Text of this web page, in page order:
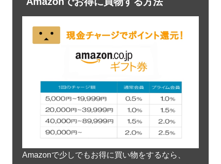
Amazonで少しでもお得に買い物をするなら、